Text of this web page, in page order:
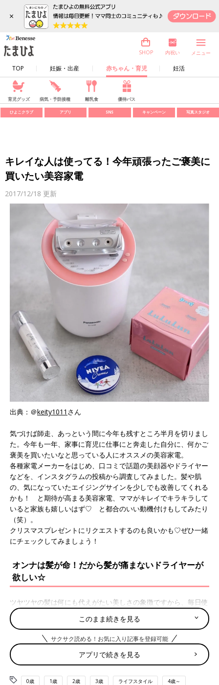
×
TOP 妊娠・出産 赤ちゃん・育児 妊活
SHOP 内祝い メニュー
育児グッズ 病気・予防接種 離乳食 優待パス
ひよこクラブ アプリ SNS キャンペーン 写真スタジオ
キレイな人は使ってる！今年頑張ったご褒美に
買いたい美容家電
2017/12/18 更新
出典：＠keity1011 さん
気づけば師走、あっという間に今年も残すところ半月を切りまし
た。今年も一年、家事に育児に仕事にと奔走した自分に、何かご
褒美を買いたいなと思っている人にオススメの美容家電。
各種家電メーカーをはじめ、口コミで話題の美顔器やドライヤー
などを、インスタグラムの投稿から調査してみました。髪や肌
の、気になっていたエイジングサインを少しでも改善してくれる
かも！ と期待が高まる美容家電、ママがキレイでキラキラして
いると家族も嬉しいはず♡ と都合のいい動機付けもしてみたり
（笑）。
クリスマスプレゼントにリクエストするのも良いかも♡ぜひ一緒
にチェックしてみましょう！
オンナは髪が命！だから髪が痛まないドライヤーが
欲しい☆
ツヤツヤの髪は何にも代えがたい美しさの象徴ですから、毎日使
うドライヤーは髪や頭皮に良いものを使いたいですよね。少し値
が張るものでも、ヘアケア代として考えると案外お得かも！
髪にも頭皮にも働きかけて水分量を上げる「レプロナイザ
このまま続きを見る
サクサク読める！お気に入り記事を登録可能
アプリで続きを見る
0歳 1歳 2歳 3歳 ライフスタイル 4歳～